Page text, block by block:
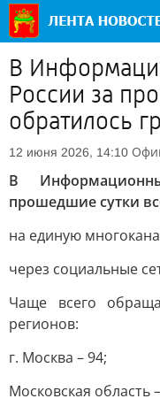
В
России за
обратилось
12 июня 2026, 14:10
В
прошедшие сутки
на единую
через социальные
Чаще всего
регионов:
г. Москва – 94;
Московская область